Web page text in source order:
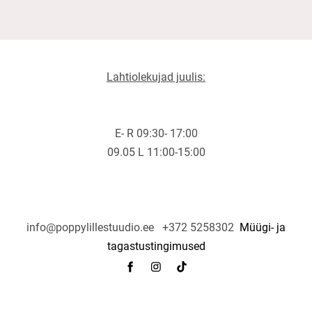
Lahtiolekujad juulis:
E- R 09:30- 17:00
09.05 L 11:00-15:00
info@poppylillestuudio.ee +372 5258302 Müügi- ja
tagastustingimused